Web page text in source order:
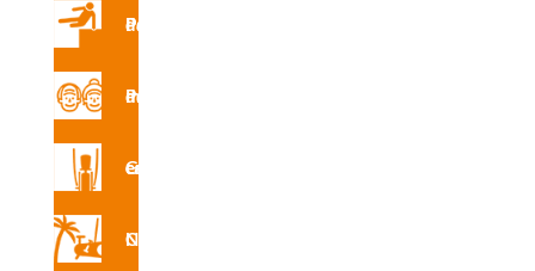
Parques de Parkour
Parque de mayores
Gimnasio en la calle
Circuito Nforma